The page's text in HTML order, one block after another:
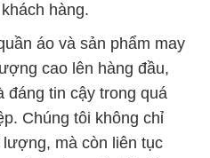
hàng.
áo và sản phẩm may
cao lên hàng đầu,
đáng tin cậy trong quá
Chúng tôi không chỉ
mà còn liên tục